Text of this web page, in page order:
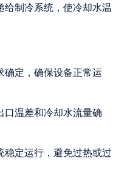
给制冷系统，使冷却水温
确定，确保设备正常运
口温差和冷却水流量确
稳定运行，避免过热或过